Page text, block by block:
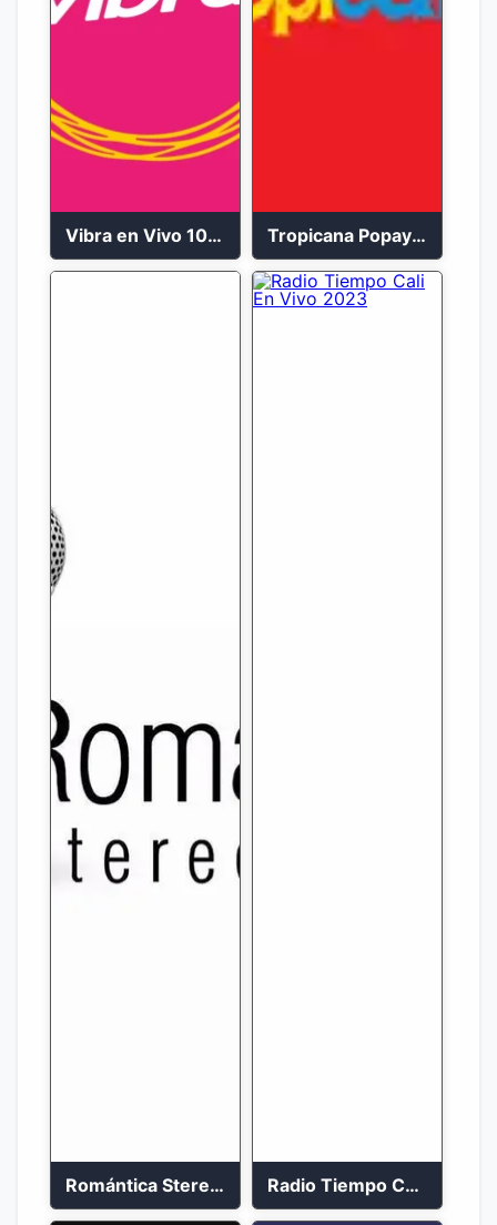
Vibra en Vivo 104.9 FM Bogotá Tropicana Popayán en vivo 106.1 FM
Romántica Stereo 88.1 FM Radio Tiempo Cali En Vivo 2023